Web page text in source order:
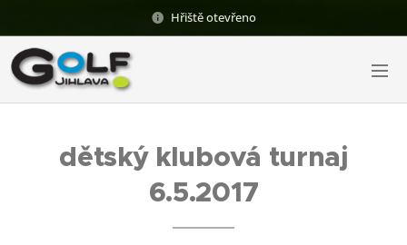
Hřiště otevřeno
dětský klubová turnaj
6.5.2017